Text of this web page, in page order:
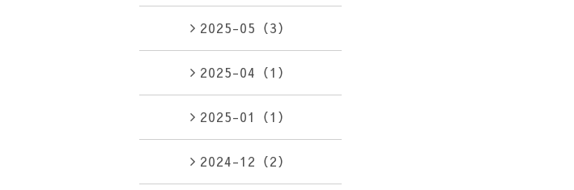
2025-05（3）
2025-04（1）
2025-01（1）
2024-12（2）